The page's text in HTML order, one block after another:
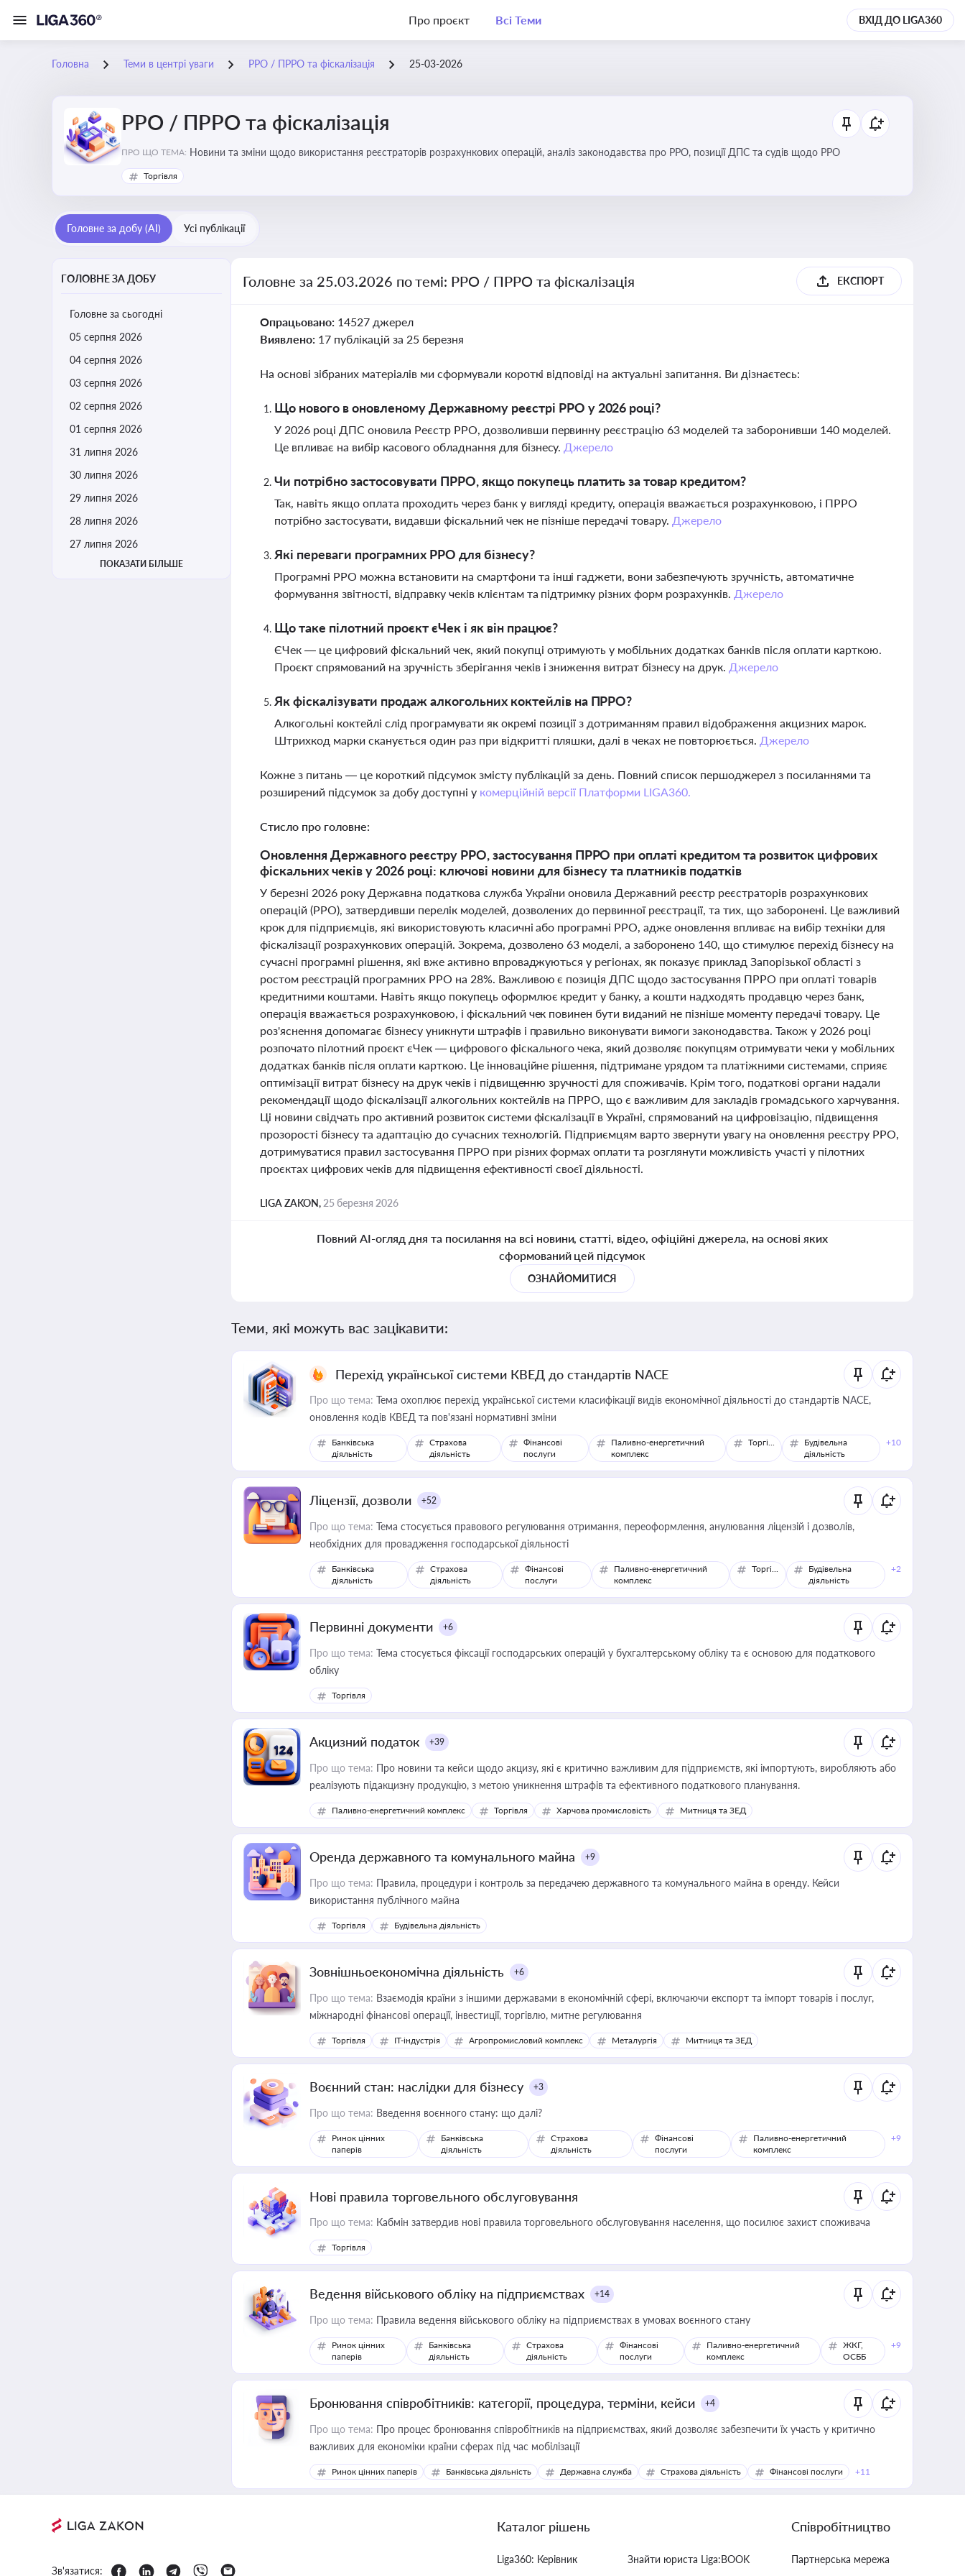
Про проєкт Всі Теми ВХІД ДО LIGA360
Головна Теми в центрі уваги РРО / ПРРО та фіскалізація 25-03-2026
РРО / ПРРО та фіскалізація
ПРО ЩО ТЕМА: Новини та зміни щодо використання реєстраторів розрахункових операцій, аналіз законодавства про РРО, позиції ДПС та судів щодо РРО
Торгівля
Головне за добу (AI) Усі публікації
ГОЛОВНЕ ЗА ДОБУ
Головне за сьогодні
05 серпня 2026
04 серпня 2026
03 серпня 2026
02 серпня 2026
01 серпня 2026
31 липня 2026
30 липня 2026
29 липня 2026
28 липня 2026
27 липня 2026
ПОКАЗАТИ БІЛЬШЕ
Головне за 25.03.2026 по темі: РРО / ПРРО та фіскалізація ЕКСПОРТ
Опрацьовано: 14527 джерел
Виявлено: 17 публікацій за 25 березня
На основі зібраних матеріалів ми сформували короткі відповіді на актуальні запитання. Ви дізнаєтесь:
Що нового в оновленому Державному реєстрі РРО у 2026 році?
У 2026 році ДПС оновила Реєстр РРО, дозволивши первинну реєстрацію 63 моделей та заборонивши 140 моделей.
Це впливає на вибір касового обладнання для бізнесу. Джерело
Чи потрібно застосовувати ПРРО, якщо покупець платить за товар кредитом?
Так, навіть якщо оплата проходить через банк у вигляді кредиту, операція вважається розрахунковою, і ПРРО
потрібно застосувати, видавши фіскальний чек не пізніше передачі товару. Джерело
Які переваги програмних РРО для бізнесу?
Програмні РРО можна встановити на смартфони та інші гаджети, вони забезпечують зручність, автоматичне
формування звітності, відправку чеків клієнтам та підтримку різних форм розрахунків. Джерело
Що таке пілотний проєкт єЧек і як він працює?
ЄЧек — це цифровий фіскальний чек, який покупці отримують у мобільних додатках банків після оплати карткою.
Проєкт спрямований на зручність зберігання чеків і зниження витрат бізнесу на друк. Джерело
Як фіскалізувати продаж алкогольних коктейлів на ПРРО?
Алкогольні коктейлі слід програмувати як окремі позиції з дотриманням правил відображення акцизних марок.
Штрихкод марки сканується один раз при відкритті пляшки, далі в чеках не повторюється. Джерело
Кожне з питань — це короткий підсумок змісту публікацій за день. Повний список першоджерел з посиланнями та
розширений підсумок за добу доступні у комерційній версії Платформи LIGA360.
Стисло про головне:
Оновлення Державного реєстру РРО, застосування ПРРО при оплаті кредитом та розвиток цифрових
фіскальних чеків у 2026 році: ключові новини для бізнесу та платників податків
У березні 2026 року Державна податкова служба України оновила Державний реєстр реєстраторів розрахункових
операцій (РРО), затвердивши перелік моделей, дозволених до первинної реєстрації, та тих, що заборонені. Це важливий
крок для підприємців, які використовують класичні або програмні РРО, адже оновлення впливає на вибір техніки для
фіскалізації розрахункових операцій. Зокрема, дозволено 63 моделі, а заборонено 140, що стимулює перехід бізнесу на
сучасні програмні рішення, які вже активно впроваджуються у регіонах, як показує приклад Запорізької області з
ростом реєстрацій програмних РРО на 28%. Важливою є позиція ДПС щодо застосування ПРРО при оплаті товарів
кредитними коштами. Навіть якщо покупець оформлює кредит у банку, а кошти надходять продавцю через банк,
операція вважається розрахунковою, і фіскальний чек повинен бути виданий не пізніше моменту передачі товару. Це
роз'яснення допомагає бізнесу уникнути штрафів і правильно виконувати вимоги законодавства. Також у 2026 році
розпочато пілотний проєкт єЧек — цифрового фіскального чека, який дозволяє покупцям отримувати чеки у мобільних
додатках банків після оплати карткою. Це інноваційне рішення, підтримане урядом та платіжними системами, сприяє
оптимізації витрат бізнесу на друк чеків і підвищенню зручності для споживачів. Крім того, податкові органи надали
рекомендації щодо фіскалізації алкогольних коктейлів на ПРРО, що є важливим для закладів громадського харчування.
Ці новини свідчать про активний розвиток системи фіскалізації в Україні, спрямований на цифровізацію, підвищення
прозорості бізнесу та адаптацію до сучасних технологій. Підприємцям варто звернути увагу на оновлення реєстру РРО,
дотримуватися правил застосування ПРРО при різних формах оплати та розглянути можливість участі у пілотних
проєктах цифрових чеків для підвищення ефективності своєї діяльності.
LIGA ZAKON, 25 березня 2026
Повний AI-огляд дня та посилання на всі новини, статті, відео, офіційні джерела, на основі яких
сформований цей підсумок
ОЗНАЙОМИТИСЯ
Теми, які можуть вас зацікавити:
Перехід української системи КВЕД до стандартів NACE
Про що тема: Тема охоплює перехід української системи класифікації видів економічної діяльності до стандартів NACE,
оновлення кодів КВЕД та пов'язані нормативні зміни
Банківська
діяльність
Страхова
діяльність
Фінансові
послуги
Паливно-енергетичний
комплекс
Торгівля
Будівельна
діяльність
+10
Ліцензії, дозволи +52
Про що тема: Тема стосується правового регулювання отримання, переоформлення, анулювання ліцензій і дозволів,
необхідних для провадження господарської діяльності
Банківська
діяльність
Страхова
діяльність
Фінансові
послуги
Паливно-енергетичний
комплекс
Торгівля
Будівельна
діяльність
+2
Первинні документи +6
Про що тема: Тема стосується фіксації господарських операцій у бухгалтерському обліку та є основою для податкового
обліку
Торгівля
Акцизний податок +39
Про що тема: Про новини та кейси щодо акцизу, які є критично важливим для підприємств, які імпортують, виробляють або
реалізують підакцизну продукцію, з метою уникнення штрафів та ефективного податкового планування.
Паливно-енергетичний комплекс Торгівля Харчова промисловість Митниця та ЗЕД
Оренда державного та комунального майна +9
Про що тема: Правила, процедури і контроль за передачею державного та комунального майна в оренду. Кейси
використання публічного майна
Торгівля Будівельна діяльність
Зовнішньоекономічна діяльність +6
Про що тема: Взаємодія країни з іншими державами в економічній сфері, включаючи експорт та імпорт товарів і послуг,
міжнародні фінансові операції, інвестиції, торгівлю, митне регулювання
Торгівля IT-індустрія Агропромисловий комплекс Металургія Митниця та ЗЕД
Воєнний стан: наслідки для бізнесу +3
Про що тема: Введення воєнного стану: що далі?
Ринок цінних
паперів
Банківська
діяльність
Страхова
діяльність
Фінансові
послуги
Паливно-енергетичний
комплекс
+9
Нові правила торговельного обслуговування
Про що тема: Кабмін затвердив нові правила торговельного обслуговування населення, що посилює захист споживача
Торгівля
Ведення військового обліку на підприємствах +14
Про що тема: Правила ведення військового обліку на підприємствах в умовах воєнного стану
Ринок цінних
паперів
Банківська
діяльність
Страхова
діяльність
Фінансові
послуги
Паливно-енергетичний
комплекс
ЖКГ,
ОСББ
+9
Бронювання співробітників: категорії, процедура, терміни, кейси +4
Про що тема: Про процес бронювання співробітників на підприємствах, який дозволяє забезпечити їх участь у критично
важливих для економіки країни сферах під час мобілізації
Ринок цінних паперів Банківська діяльність Державна служба Страхова діяльність Фінансові послуги +11
Зв'язатися:
Каталог рішень
Liga360: Керівник Знайти юриста Liga:BOOK
Співробітництво
Партнерська мережа